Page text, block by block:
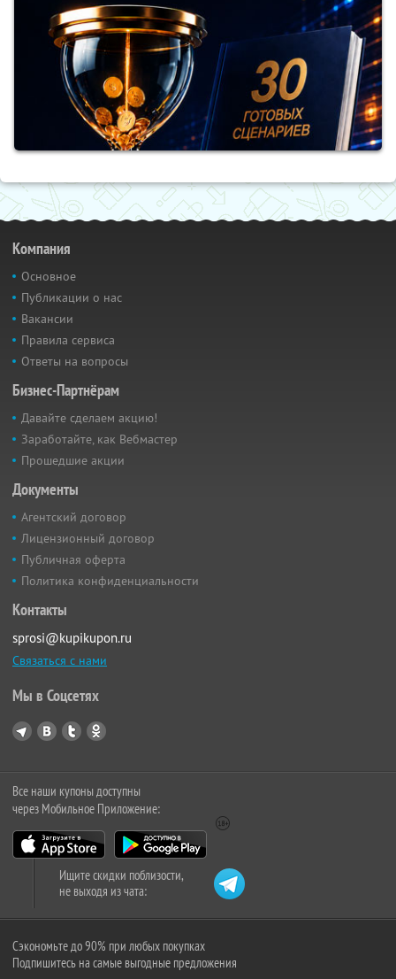
Компания
Основное
Публикации о нас
Вакансии
Правила сервиса
Ответы на вопросы
Бизнес-Партнёрам
Давайте сделаем акцию!
Заработайте, как Вебмастер
Прошедшие акции
Документы
Агентский договор
Лицензионный договор
Публичная оферта
Политика конфиденциальности
Контакты
sprosi@kupikupon.ru
Связаться с нами
Мы в Соцсетях
Все наши купоны доступны
через Мобильное Приложение:
Ищите скидки поблизости,
не выходя из чата:
Сэкономьте до 90% при любых покупках
Подпишитесь на самые выгодные предложения